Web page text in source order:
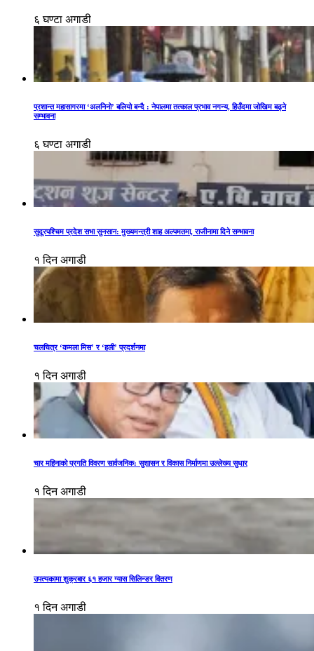
६ घण्टा अगाडी
प्रशान्त महासागरमा ‘अलनिनो’ बलियो बन्दै : नेपालमा तत्काल प्रभाव नगन्य, हिउँदमा जोखिम बढ्ने
सम्भावना
६ घण्टा अगाडी
सुदूरपश्चिम प्रदेश सभा सुनसान: मुख्यमन्त्री शाह अल्पमतमा, राजीनामा दिने सम्भावना
१ दिन अगाडी
चलचित्र ‘कमला मिस’ र ‘हली’ प्रदर्शनमा
१ दिन अगाडी
चार महिनाको प्रगति विवरण सार्वजनिक: सुशासन र विकास निर्माणमा उल्लेख्य सुधार
१ दिन अगाडी
उपत्यकामा शुक्रबार ६१ हजार ग्यास सिलिन्डर वितरण
१ दिन अगाडी